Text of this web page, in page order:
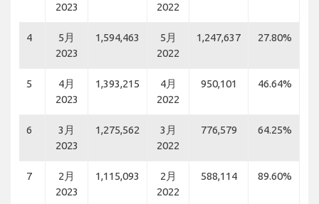
2023
2022
4
5月
2023
1,594,463
5月
2022
1,247,637 27.80%
5
4月
2023
1,393,215
4月
2022
950,101 46.64%
6
3月
2023
1,275,562
3月
2022
776,579 64.25%
7
2月
2023
1,115,093
2月
2022
588,114 89.60%